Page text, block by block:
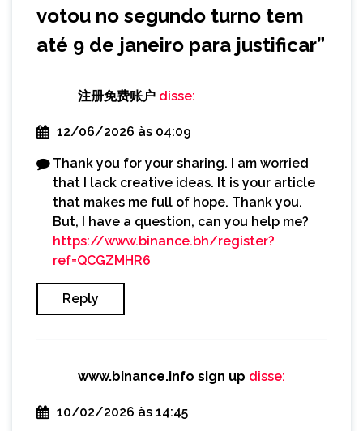
votou no segundo turno tem
até 9 de janeiro para justificar”
注册免费账户 disse:
12/06/2026 às 04:09
Thank you for your sharing. I am worried
that I lack creative ideas. It is your article
that makes me full of hope. Thank you.
But, I have a question, can you help me?
https://www.binance.bh/register?
ref=QCGZMHR6
Reply
www.binance.info sign up disse:
10/02/2026 às 14:45